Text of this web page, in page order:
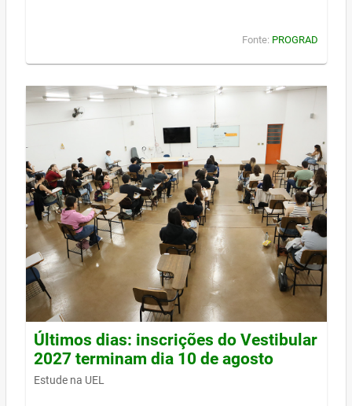
Fonte: PROGRAD
Últimos dias: inscrições do Vestibular
2027 terminam dia 10 de agosto
Estude na UEL